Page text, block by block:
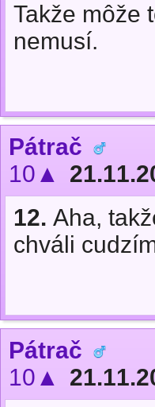
Takže môže
nemusí.
Pátrač
10▲
12. Aha,
chváli
Pátrač
10▲